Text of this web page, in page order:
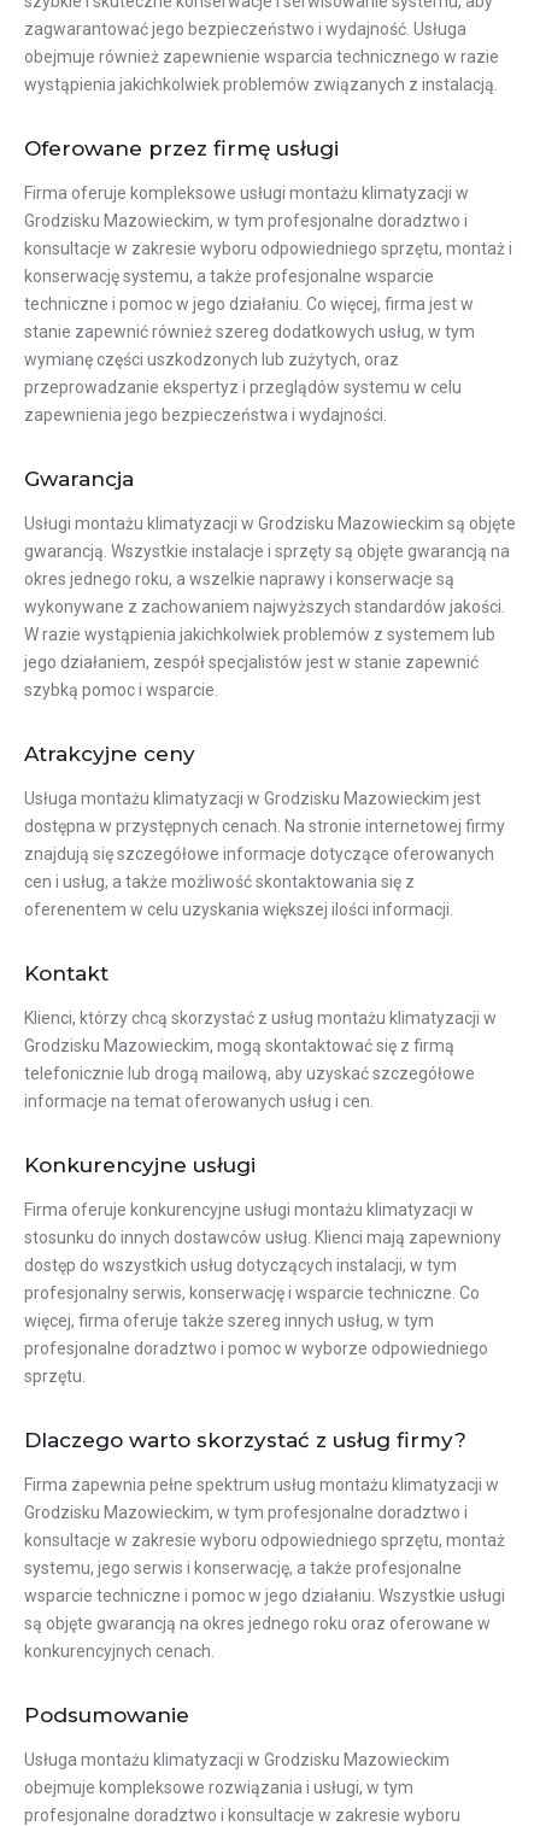
zagwarantować jego bezpieczeństwo i wydajność. Usługa
obejmuje również zapewnienie wsparcia technicznego w razie
wystąpienia jakichkolwiek problemów związanych z instalacją.
Oferowane przez firmę usługi
Firma oferuje kompleksowe usługi montażu klimatyzacji w
Grodzisku Mazowieckim, w tym profesjonalne doradztwo i
konsultacje w zakresie wyboru odpowiedniego sprzętu, montaż i
konserwację systemu, a także profesjonalne wsparcie
techniczne i pomoc w jego działaniu. Co więcej, firma jest w
stanie zapewnić również szereg dodatkowych usług, w tym
wymianę części uszkodzonych lub zużytych, oraz
przeprowadzanie ekspertyz i przeglądów systemu w celu
zapewnienia jego bezpieczeństwa i wydajności.
Gwarancja
Usługi montażu klimatyzacji w Grodzisku Mazowieckim są objęte
gwarancją. Wszystkie instalacje i sprzęty są objęte gwarancją na
okres jednego roku, a wszelkie naprawy i konserwacje są
wykonywane z zachowaniem najwyższych standardów jakości.
W razie wystąpienia jakichkolwiek problemów z systemem lub
jego działaniem, zespół specjalistów jest w stanie zapewnić
szybką pomoc i wsparcie.
Atrakcyjne ceny
Usługa montażu klimatyzacji w Grodzisku Mazowieckim jest
dostępna w przystępnych cenach. Na stronie internetowej firmy
znajdują się szczegółowe informacje dotyczące oferowanych
cen i usług, a także możliwość skontaktowania się z
oferenentem w celu uzyskania większej ilości informacji.
Kontakt
Klienci, którzy chcą skorzystać z usług montażu klimatyzacji w
Grodzisku Mazowieckim, mogą skontaktować się z firmą
telefonicznie lub drogą mailową, aby uzyskać szczegółowe
informacje na temat oferowanych usług i cen.
Konkurencyjne usługi
Firma oferuje konkurencyjne usługi montażu klimatyzacji w
stosunku do innych dostawców usług. Klienci mają zapewniony
dostęp do wszystkich usług dotyczących instalacji, w tym
profesjonalny serwis, konserwację i wsparcie techniczne. Co
więcej, firma oferuje także szereg innych usług, w tym
profesjonalne doradztwo i pomoc w wyborze odpowiedniego
sprzętu.
Dlaczego warto skorzystać z usług firmy?
Firma zapewnia pełne spektrum usług montażu klimatyzacji w
Grodzisku Mazowieckim, w tym profesjonalne doradztwo i
konsultacje w zakresie wyboru odpowiedniego sprzętu, montaż
systemu, jego serwis i konserwację, a także profesjonalne
wsparcie techniczne i pomoc w jego działaniu. Wszystkie usługi
są objęte gwarancją na okres jednego roku oraz oferowane w
konkurencyjnych cenach.
Podsumowanie
Usługa montażu klimatyzacji w Grodzisku Mazowieckim
obejmuje kompleksowe rozwiązania i usługi, w tym
profesjonalne doradztwo i konsultacje w zakresie wyboru